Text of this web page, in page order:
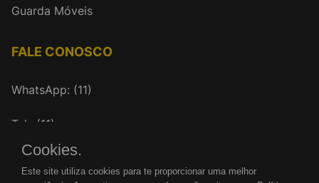
Guarda Móveis
FALE CONOSCO
WhatsApp: (11)
Tel.: (11)
mudancasrenovar@gmail.com
Cookies.
Este site utiliza cookies para te proporcionar uma melhor